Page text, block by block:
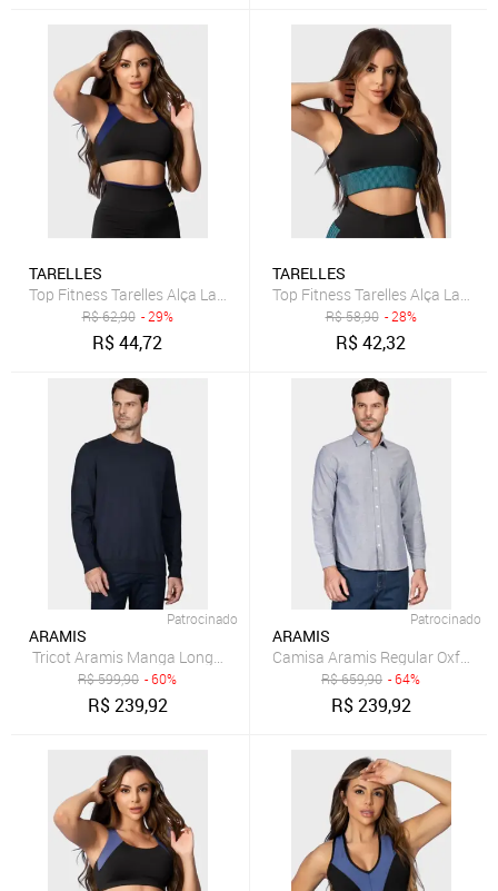
TARELLES
Top Fitness Tarelles Alça Larga Forrado Preto e Marinho
R$62,90 - 29%
R$44,72
TARELLES
Top Fitness Tarelles Alça Larga
R$58,90 - 28%
R$42,32
Patrocinado
ARAMIS
Tricot Aramis Manga Longa Gola Careca Marinho
R$599,90 - 60%
R$239,92
Patrocinado
ARAMIS
Camisa Aramis Regular Oxford
R$659,90 - 64%
R$239,92